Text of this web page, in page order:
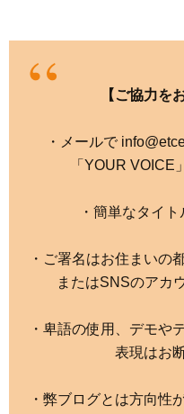
【ご協力を
・メールで
「YOUR VOICE
・簡単なタイ
・ご署名はお住まいの
またはSNSのアカ
・卑語の使用、デモや
表現はお
・弊ブログとは方向性